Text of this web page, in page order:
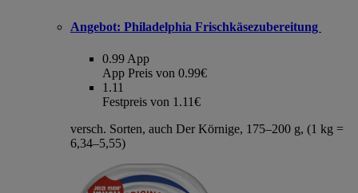
Angebot: Philadelphia Frischkäsezubereitung
0.99 App
App Preis von 0.99€
1.11
Festpreis von 1.11€
versch. Sorten, auch Der Körnige, 175–200 g, (1 kg =
6,34–5,55)